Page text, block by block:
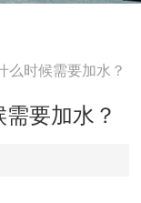
么时候需要加水？
要加水？